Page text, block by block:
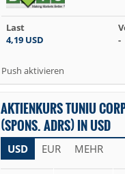
Last
4,19 USD
-
Push aktivieren
AKTIENKURS TUNIU
(SPONS. ADRS) IN USD
USD EUR MEHR